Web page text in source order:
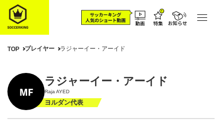
TOP プレイヤー ラジャーイー・アーイド
MF
ラジャーイー・アーイド
Raja AYED
ヨルダン代表